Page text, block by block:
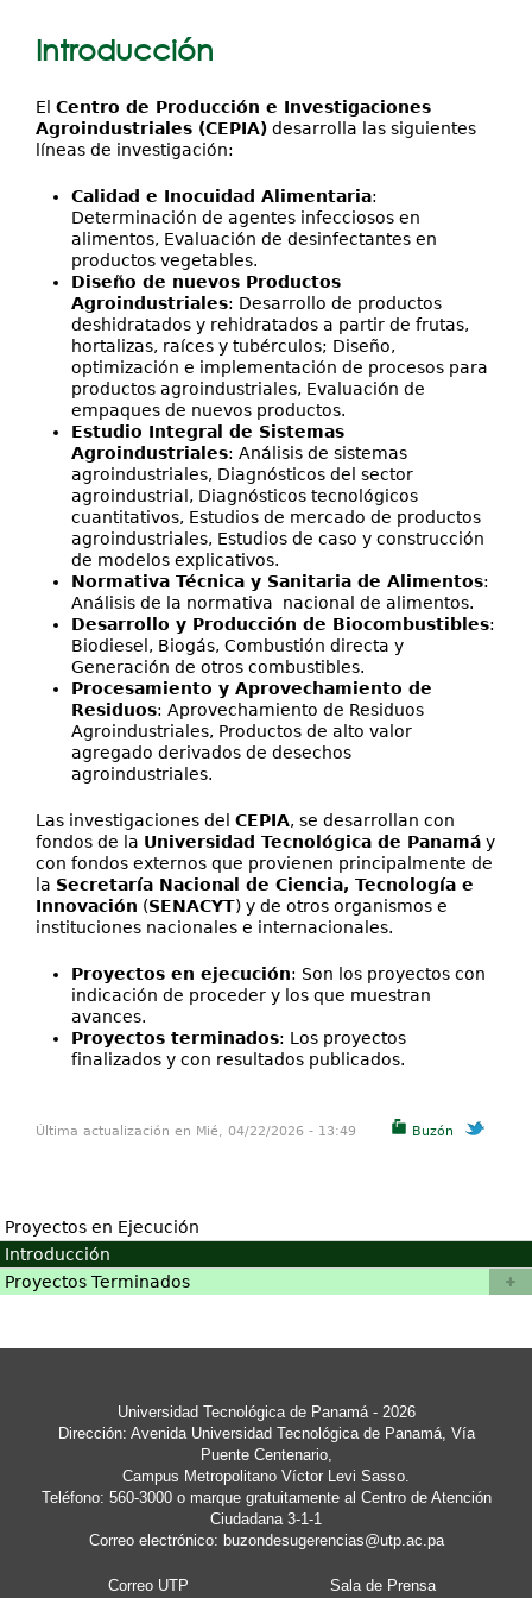
Extensión
estáIntroducción
El Centro de Producción e Investigaciones
Agroindustriales (CEPIA) desarrolla las siguientes
líneas de investigación:
Calidad e Inocuidad Alimentaria:
Determinación de agentes infecciosos en
alimentos, Evaluación de desinfectantes en
productos vegetables.
Diseño de nuevos Productos
Agroindustriales: Desarrollo de productos
deshidratados y rehidratados a partir de frutas,
hortalizas, raíces y tubérculos; Diseño,
optimización e implementación de procesos para
productos agroindustriales, Evaluación de
empaques de nuevos productos.
Estudio Integral de Sistemas
Agroindustriales: Análisis de sistemas
agroindustriales, Diagnósticos del sector
agroindustrial, Diagnósticos tecnológicos
cuantitativos, Estudios de mercado de productos
agroindustriales, Estudios de caso y construcción
de modelos explicativos.
Normativa Técnica y Sanitaria de Alimentos:
Análisis de la normativa nacional de alimentos.
Desarrollo y Producción de Biocombustibles:
Biodiesel, Biogás, Combustión directa y
Generación de otros combustibles.
Procesamiento y Aprovechamiento de
Residuos: Aprovechamiento de Residuos
Agroindustriales, Productos de alto valor
agregado derivados de desechos
agroindustriales.
Las investigaciones del CEPIA, se desarrollan con
fondos de la Universidad Tecnológica de Panamá y
con fondos externos que provienen principalmente de
la Secretaría Nacional de Ciencia, Tecnología e
Innovación (SENACYT) y de otros organismos e
instituciones nacionales e internacionales.
Proyectos en ejecución: Son los proyectos con
indicación de proceder y los que muestran
avances.
Proyectos terminados: Los proyectos
finalizados y con resultados publicados.
Buzón
Última actualización en Mié, 04/22/2026 - 13:49
Proyectos en Ejecución
Introducción
Proyectos Terminados
Universidad Tecnológica de Panamá - 2026
Dirección: Avenida Universidad Tecnológica de Panamá, Vía
Puente Centenario,
Campus Metropolitano Víctor Levi Sasso.
Teléfono: 560-3000 o marque gratuitamente al Centro de Atención
Ciudadana 3-1-1
Correo electrónico: buzondesugerencias@utp.ac.pa
Correo UTP
Sala de Prensa